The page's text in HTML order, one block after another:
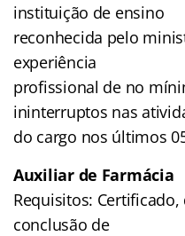
instituição de ensino
reconhecida pelo
experiência
profissional de no
ininterruptos nas
do cargo nos últimos
Auxiliar de Farmácia
Requisitos:
conclusão de